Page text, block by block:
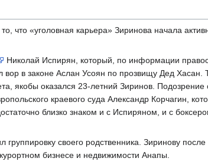
что «уголовная карьера» Зиринова начала
Николай Испирян, который, по информации
в законе Аслан Усоян по прозвищу Дед Хасан.
якобы оказался 23-летний Зиринов. Подозрение
краевого суда Александр Корчагин,
близко знаком и с Испиряном, и с
группировку своего родственника. Зиринову
бизнесе и недвижимости Анапы.